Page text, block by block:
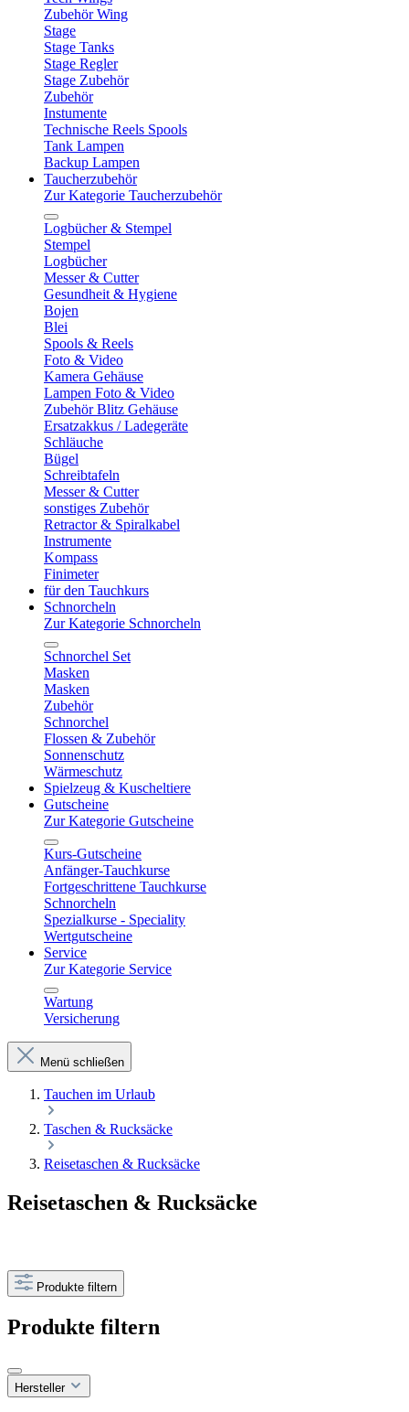
Zubehör Wing
Stage
Stage Tanks
Stage Regler
Stage Zubehör
Zubehör
Instumente
Technische Reels Spools
Tank Lampen
Backup Lampen
Taucherzubehör
Zur Kategorie Taucherzubehör
Logbücher & Stempel
Stempel
Logbücher
Messer & Cutter
Gesundheit & Hygiene
Bojen
Blei
Spools & Reels
Foto & Video
Kamera Gehäuse
Lampen Foto & Video
Zubehör Blitz Gehäuse
Ersatzakkus / Ladegeräte
Schläuche
Bügel
Schreibtafeln
Messer & Cutter
sonstiges Zubehör
Retractor & Spiralkabel
Instrumente
Kompass
Finimeter
für den Tauchkurs
Schnorcheln
Zur Kategorie Schnorcheln
Schnorchel Set
Masken
Masken
Zubehör
Schnorchel
Flossen & Zubehör
Sonnenschutz
Wärmeschutz
Spielzeug & Kuscheltiere
Gutscheine
Zur Kategorie Gutscheine
Kurs-Gutscheine
Anfänger-Tauchkurse
Fortgeschrittene Tauchkurse
Schnorcheln
Spezialkurse - Speciality
Wertgutscheine
Service
Zur Kategorie Service
Wartung
Versicherung
Menü schließen
Tauchen im Urlaub
Taschen & Rucksäcke
Reisetaschen & Rucksäcke
Reisetaschen & Rucksäcke
Produkte filtern
Produkte filtern
Hersteller